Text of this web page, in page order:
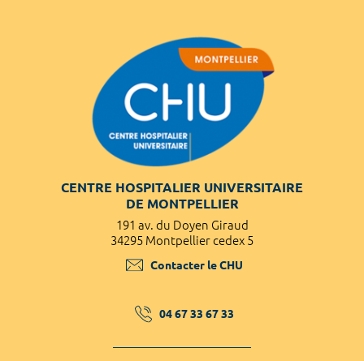
CENTRE HOSPITALIER UNIVERSITAIRE
DE MONTPELLIER
191 av. du Doyen Giraud
34295 Montpellier cedex 5
Contacter le CHU
04 67 33 67 33